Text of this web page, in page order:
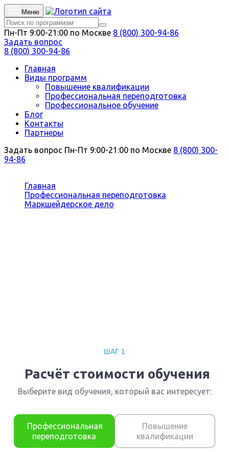
Меню
Пн-Пт 9:00-21:00 по Москве 8 (800) 300-94-86
Задать вопрос
8 (800) 300-94-86
Главная
Виды программ
Повышение квалификации
Профессиональная переподготовка
Профессиональное обучение
Блог
Контакты
Партнеры
Задать вопрос Пн-Пт 9:00-21:00 по Москве 8 (800) 300-
94-86
Главная
Профессиональная переподготовка
Маркшейдерское дело